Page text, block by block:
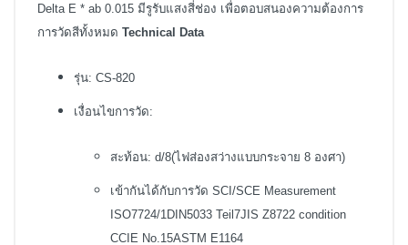
Delta E * ab 0.015 มีรูรับแสงสี่ช่อง เพื่อตอบสนองความต้องการ
การวัดสีทั้งหมด Technical Data
รุ่น: CS-820
เงื่อนไขการวัด:
สะท้อน: d/8(ไฟส่องสว่างแบบกระจาย 8 องศา)
เข้ากันได้กับการวัด SCI/SCE Measurement
ISO7724/1DIN5033 Teil7JIS Z8722 condition
CCIE No.15ASTM E1164